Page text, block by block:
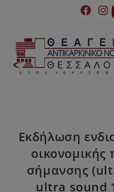
Εκδήλωση
σήμανσης
ultra sound